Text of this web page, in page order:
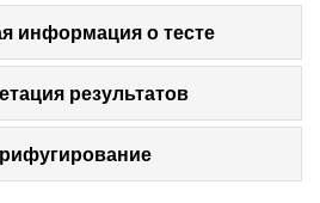
информация о тесте
результатов